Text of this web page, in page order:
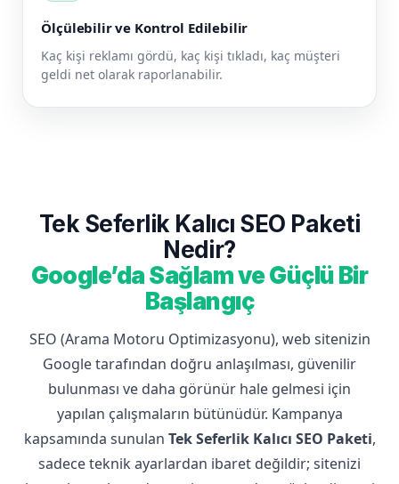
Ölçülebilir ve Kontrol Edilebilir
Kaç kişi reklamı gördü, kaç kişi tıkladı, kaç müşteri
geldi net olarak raporlanabilir.
Tek Seferlik Kalıcı SEO Paketi
Nedir?
Google’da Sağlam ve Güçlü Bir
Başlangıç
SEO (Arama Motoru Optimizasyonu), web sitenizin
Google tarafından doğru anlaşılması, güvenilir
bulunması ve daha görünür hale gelmesi için
yapılan çalışmaların bütünüdür. Kampanya
kapsamında sunulan Tek Seferlik Kalıcı SEO Paketi,
sadece teknik ayarlardan ibaret değildir; sitenizi